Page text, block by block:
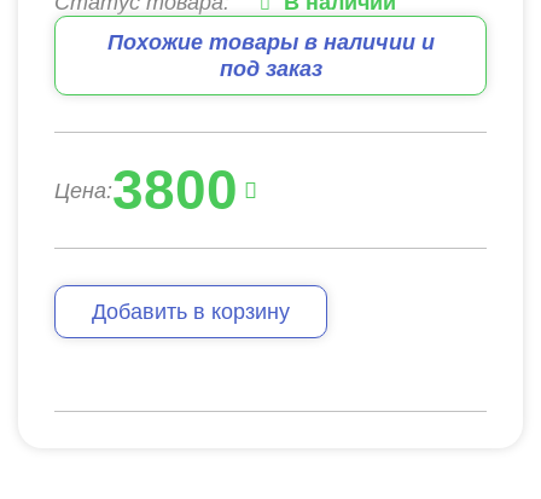
Похожие товары в наличии и
под заказ
Цена:3800
Добавить в корзину